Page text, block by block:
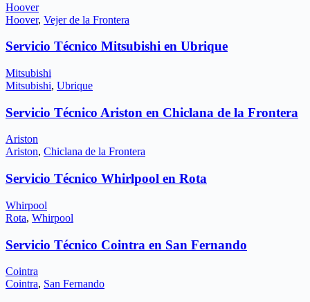
Hoover
Hoover, Vejer de la Frontera
Servicio Técnico Mitsubishi en Ubrique
Mitsubishi
Mitsubishi, Ubrique
Servicio Técnico Ariston en Chiclana de la Frontera
Ariston
Ariston, Chiclana de la Frontera
Servicio Técnico Whirlpool en Rota
Whirpool
Rota, Whirpool
Servicio Técnico Cointra en San Fernando
Cointra
Cointra, San Fernando